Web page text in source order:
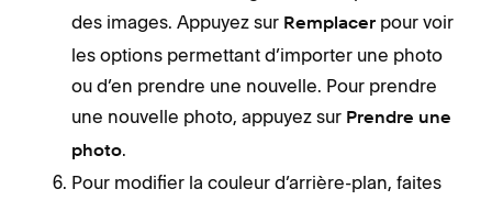
des images. Appuyez sur Remplacer pour voir
les options permettant d’importer une photo
ou d’en prendre une nouvelle. Pour prendre
une nouvelle photo, appuyez sur Prendre une
photo.
Pour modifier la couleur d’arrière-plan, faites